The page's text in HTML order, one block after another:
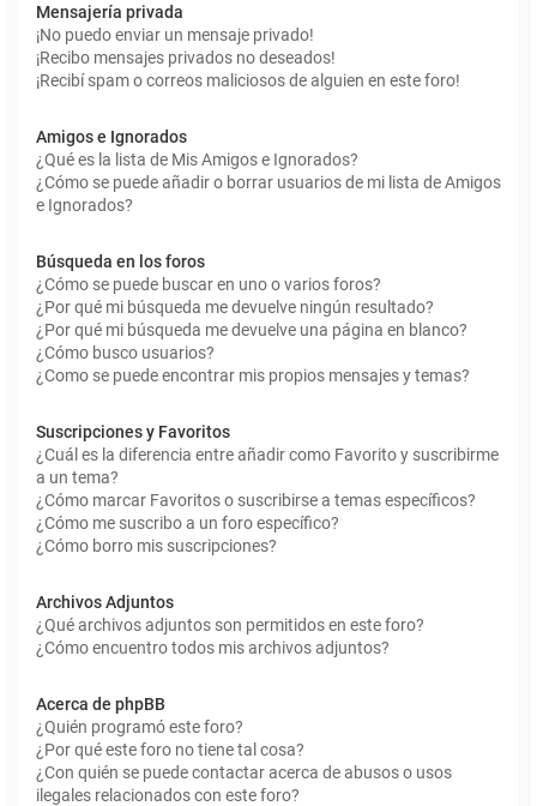
Mensajería privada
¡No puedo enviar un mensaje privado!
¡Recibo mensajes privados no deseados!
¡Recibí spam o correos maliciosos de alguien en este foro!
Amigos e Ignorados
¿Qué es la lista de Mis Amigos e Ignorados?
¿Cómo se puede añadir o borrar usuarios de mi lista de Amigos
e Ignorados?
Búsqueda en los foros
¿Cómo se puede buscar en uno o varios foros?
¿Por qué mi búsqueda me devuelve ningún resultado?
¿Por qué mi búsqueda me devuelve una página en blanco?
¿Cómo busco usuarios?
¿Como se puede encontrar mis propios mensajes y temas?
Suscripciones y Favoritos
¿Cuál es la diferencia entre añadir como Favorito y suscribirme
a un tema?
¿Cómo marcar Favoritos o suscribirse a temas específicos?
¿Cómo me suscribo a un foro específico?
¿Cómo borro mis suscripciones?
Archivos Adjuntos
¿Qué archivos adjuntos son permitidos en este foro?
¿Cómo encuentro todos mis archivos adjuntos?
Acerca de phpBB
¿Quién programó este foro?
¿Por qué este foro no tiene tal cosa?
¿Con quién se puede contactar acerca de abusos o usos
ilegales relacionados con este foro?